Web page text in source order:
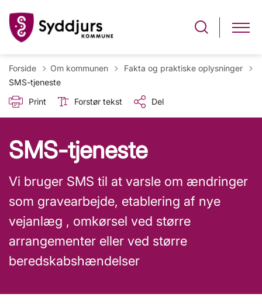
Forside Om kommunen Tilbage til
Fakta og praktiske oplysninger
SMS-tjeneste
Print
Forstør tekst Del
SMS-tjeneste
Vi bruger SMS til at varsle om ændringer
som gravearbejde, etablering af nye
vejanlæg , omkørsel ved større
arrangementer eller ved større
beredskabshændelser